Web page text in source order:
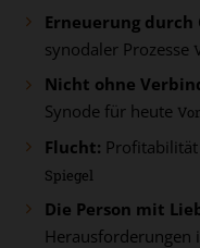
Erneuerung durch
synodaler Prozesse
Nicht ohne
Synode für heute
Flucht:
Spiegel
Die Person mit
Herausforderungen